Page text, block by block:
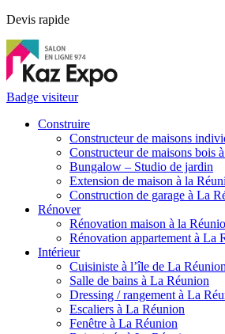
Devis rapide
Badge visiteur
Construire
Constructeur de maisons
Constructeur de maisons bois
Bungalow – Studio de jardin
Extension de maison à la
Construction de garage à La
Rénover
Rénovation maison à la
Rénovation appartement à La
Intérieur
Cuisiniste à l’île de La Réunion
Salle de bains à La Réunion
Dressing / rangement à La
Escaliers à La Réunion
Fenêtre à La Réunion